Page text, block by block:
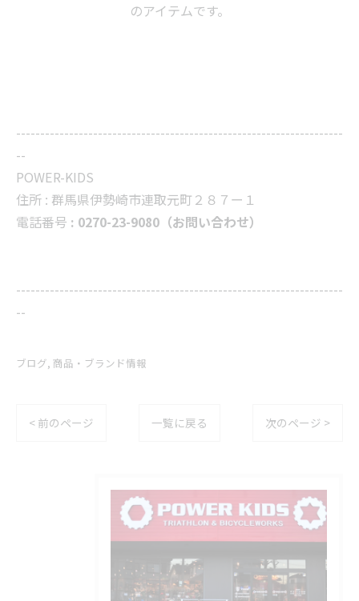
のアイテムです。
--------------------------------------------------------------------
--
POWER-KIDS
住所 : 群馬県伊勢崎市連取元町２８７ー１
電話番号 : 0270-23-9080（お問い合わせ）
--------------------------------------------------------------------
--
ブログ 商品・ブランド情報
< 前のページ 一覧に戻る 次のページ >